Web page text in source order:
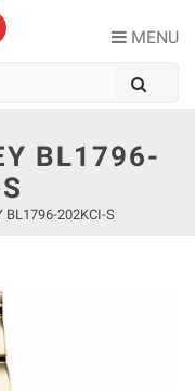
MENU
BL1796-
BL1796-202KCI-S